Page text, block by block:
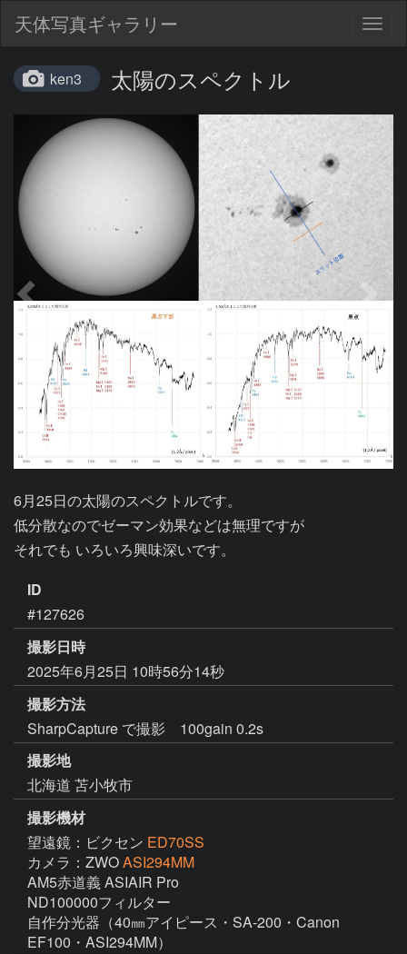
天体写真ギャラリー
ken3 太陽のスペクトル
6月25日の太陽のスペクトルです。
低分散なのでゼーマン効果などは無理ですが
ID
#127626
撮影日時
2025年6月25日 10時56分14秒
撮影方法
SharpCapture で撮影 100gain 0.2s
撮影地
北海道 苫小牧市
撮影機材
望遠鏡：ビクセン ED70SS
カメラ：ZWOASI294MM
AM5赤道義 ASIAIR Pro
ND100000フィルター
自作分光器（40㎜アイピース・SA-200・Canon
EF100・ASI294MM）